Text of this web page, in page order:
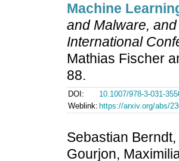
Machine
and Malware,
International
Mathias Fischer
88.
DOI:
10.1007/978-3-031-
Weblink: https://arxiv.org/abs/
Sebastian
Gourjon,